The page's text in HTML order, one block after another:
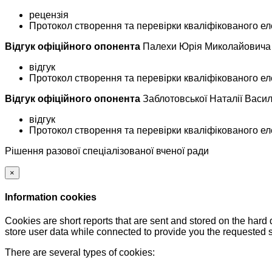
рецензія
Протокол створення та перевірки кваліфікованого
Відгук офіційного опонента Палехи Юрія Миколайовича
відгук
Протокол створення та перевірки кваліфікованого
Відгук офіційного опонента Заблотовської Наталії
відгук
Протокол створення та перевірки кваліфікованого
Рішення разової спеціалізованої вченої ради
×
Information cookies
Cookies are short reports that are sent and stored on the
store user data while connected to provide you the
There are several types of cookies: